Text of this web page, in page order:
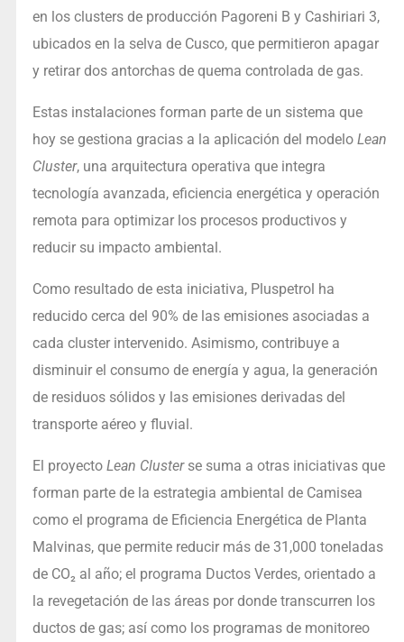
en los clusters de producción Pagoreni B y Cashiriari 3,
ubicados en la selva de Cusco, que permitieron apagar
y retirar dos antorchas de quema controlada de gas.
Estas instalaciones forman parte de un sistema que
hoy se gestiona gracias a la aplicación del modelo Lean
Cluster, una arquitectura operativa que integra
tecnología avanzada, eficiencia energética y operación
remota para optimizar los procesos productivos y
reducir su impacto ambiental.
Como resultado de esta iniciativa, Pluspetrol ha
reducido cerca del 90% de las emisiones asociadas a
cada cluster intervenido. Asimismo, contribuye a
disminuir el consumo de energía y agua, la generación
de residuos sólidos y las emisiones derivadas del
transporte aéreo y fluvial.
El proyecto Lean Clusterse suma a otras iniciativas que
forman parte de la estrategia ambiental de Camisea
como el programa de Eficiencia Energética de Planta
Malvinas, que permite reducir más de 31,000 toneladas
de CO₂ al año; el programa Ductos Verdes, orientado a
la revegetación de las áreas por donde transcurren los
ductos de gas; así como los programas de monitoreo